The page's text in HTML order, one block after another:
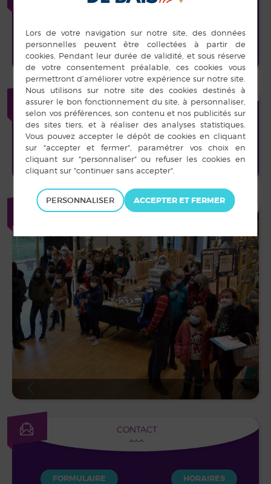
MAI
26
CONFÉRENCE CSF : DÉCOUVERTE DE
LA MOTRICITÉ LIBRE
ACCÈS RAPIDE
PHOTOTHÈQUE +
CONTACT
FORMULAIRE HORAIRES
PERSONNALISER